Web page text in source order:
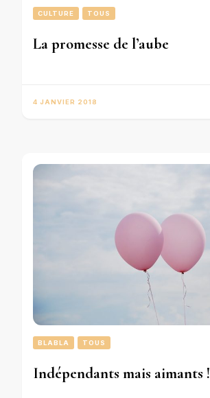
CULTURE TOUS
La promesse de l’aube
4 JANVIER 2018
BLABLA TOUS
Indépendants mais aimants !